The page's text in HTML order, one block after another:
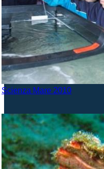
Scienza Mare 2010